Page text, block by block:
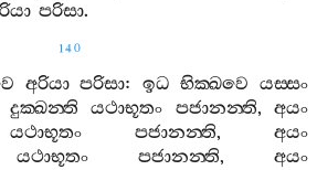
පරිසා.
140
අරියා පරිසා: ඉධ භික‍්ඛවෙ යස‍්සං
දුක‍්ඛන‍්ති යථාභූතං පජානන‍්ති, අයං
යථාභූතං පජානන‍්ති, අයං
යථාභූතං පජානන‍්ති, අයං